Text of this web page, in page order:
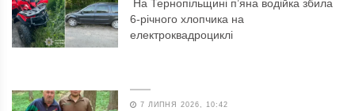
На Тернопільщині п’яна водійка збила
6-річного хлопчика на
електроквадроциклі
7 ЛИПНЯ 2026, 10:42